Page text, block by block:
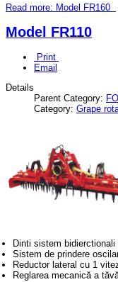
Read more: Model FR160
Model FR110
Print
Email
Details
Parent Category:
Category: Grape
Dinti sistem bidierctionali
Sistem de prindere
Reductor lateral cu 1
Reglarea mecanică a